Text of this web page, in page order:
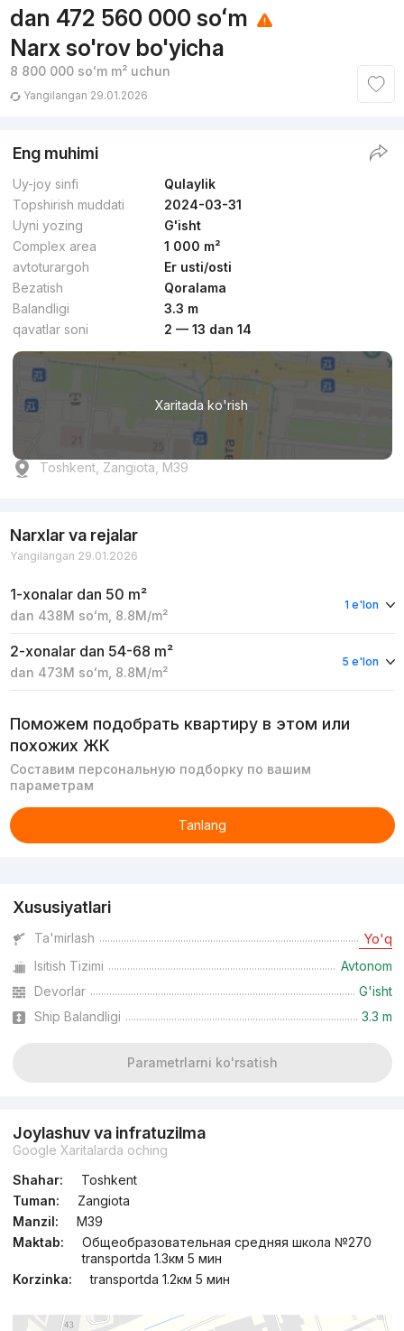
dan 472 560 000 soʻm
Narx so'rov bo'yicha
8 800 000 soʻmm² uchun
Yangilangan 29.01.2026
Eng muhimi
Uy-joy sinfi
Qulaylik
Topshirish muddati
2024-03-31
Uyni yozing
G'isht
Complex area
1 000 m²
avtoturargoh
Er usti/osti
Bezatish
Qoralama
Balandligi
3.3 m
qavatlar soni
2 — 13 dan 14
Xaritada ko'rish
Toshkent, Zangiota, M39
Narxlar va rejalar
Yangilangan 29.01.2026
1-xonalar dan 50 m²
dan 438M soʻm, 8.8M/m²
1 e'lon
2-xonalar dan 54-68 m²
dan 473M soʻm, 8.8M/m²
5 e'lon
Поможем подобрать квартиру в этом или
похожих ЖК
Составим персональную подборку по вашим
параметрам
Tanlang
Xususiyatlari
Ta'mirlash Yo'q
Isitish Tizimi
Avtonom
Devorlar
G'isht
Ship Balandligi
3.3 m
Parametrlarni ko'rsatish
Joylashuv va infratuzilma
Google Xaritalarda oching
Shahar:
Toshkent
Tuman:
Zangiota
Manzil:
M39
Maktab:
Общеобразовательная средняя школа №270
transportda 1.3км 5 мин
Korzinka:
transportda 1.2км 5 мин